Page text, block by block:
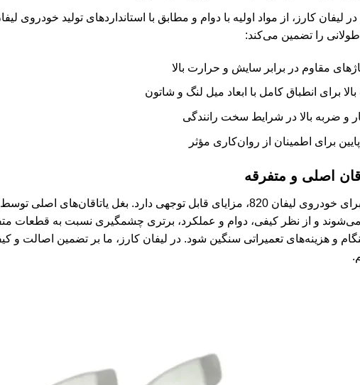
را تضمین می‌کند:
مقاوم در برابر سایش و حرارت بالا
برای انطباق کامل با ابعاد میل لنگ و شاتون
و ضربه بالا در شرایط سخت رانندگی
برای اطمینان از روان‌کاری مؤثر
اصلی و متفرقه
انتخاب قطعه اصلی برای خودروی لیفان 820، مزایای قابل توجهی دارد. بغل
می‌شوند و از نظر کیفی، دوام و عملکرد، برتری چشمگیری نسبت به قطعات
و هزینه‌های تعمیراتی سنگین شود. در لیفان کارز، ما بر تضمین اصالت و